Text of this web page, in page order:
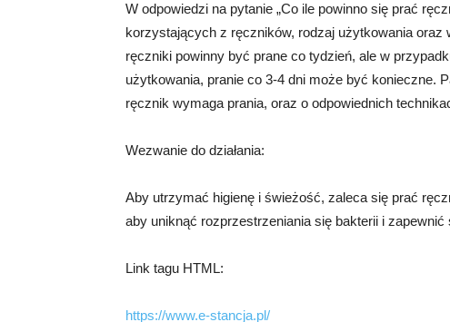
W odpowiedzi na pytanie „Co ile powinno się prać
korzystających z ręczników, rodzaj użytkowania
ręczniki powinny być prane co tydzień, ale w
użytkowania, pranie co 3-4 dni może być konieczne.
ręcznik wymaga prania, oraz o odpowiednich
Wezwanie do działania:
Aby utrzymać higienę i świeżość, zaleca się prać
aby uniknąć rozprzestrzeniania się bakterii i
Link tagu HTML:
https://www.e-stancja.pl/